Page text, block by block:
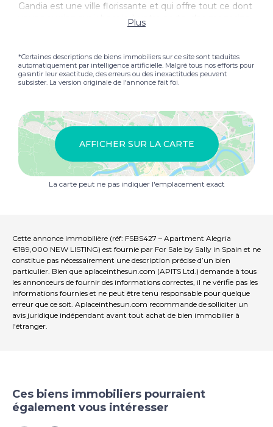
Gandia est une ville florissante et qui offre tout ce dont
vous pourriez avoir besoin à votre porte, des magasins,
supermarchés, banques, centres médicaux et
restaurants proposant à la fois des plats traditionnels
espagnols et internationaux. La ville possède
également une riche scène culturelle, y compris un
animé pour vivre toute l'année. À seulement 5 minutes
en voiture (ou en vélo) vous accéderez aux
magnifiques plages de Gandia, connues pour leurs
larges sables dorés, leur drapeau bleu, leurs bars
(chiringuitos) et leur magnifique marina, parfaite pour la
voile, la restauration ou tout simplement pour profiter
du style de vie méditerranéen. L'aéroport de Zanzibar
l'aéroport! L'aéroport de Alicante: approximativement 1
heure 15 minutes en voiture Options d'éducation à
proximité: écoles internationales à distance de conduite
Les écoles publiques et collèges espagnols locaux de la
ville Pourquoi cette propriété? Situation urbaine facile à
parcourir Près des plages et du port de plaisance
Aménagement spacieux avec des options de vie
flexibles Grand potentiel de location Investissement
déménagement à temps plein à Espagne,
Appartement Alegria offre localisation, espace et
Plus
*Certaines descriptions de biens immobiliers sur ce site sont traduites
automatiquement par intelligence artificielle. Malgré tous nos efforts pour
garantir leur exactitude, des erreurs ou des inexactitudes peuvent
subsister. La version originale de l'annonce fait foi.
AFFICHER SUR LA CARTE
La carte peut ne pas indiquer l'emplacement exact
Cette annonce immobilière (réf: FSBS427 – Apartment Alegria
€189,000 NEW LISTING) est fournie par For Sale by Sally in Spain et ne
constitue pas nécessairement une description précise d’un bien
particulier. Bien que aplaceinthesun.com (APITS Ltd.) demande à tous
les annonceurs de fournir des informations correctes, il ne vérifie pas les
informations fournies et ne peut être tenu responsable pour quelque
erreur que ce soit. Aplaceinthesun.com recommande de solliciter un
avis juridique indépendant avant tout achat de bien immobilier à
l'étranger.
Ces biens immobiliers pourraient
également vous intéresser